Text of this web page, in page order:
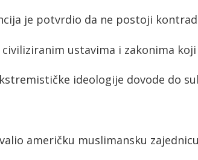
je potvrdio da ne postoji
ustavima i zakonima
ideologije dovode do
američku muslimansku